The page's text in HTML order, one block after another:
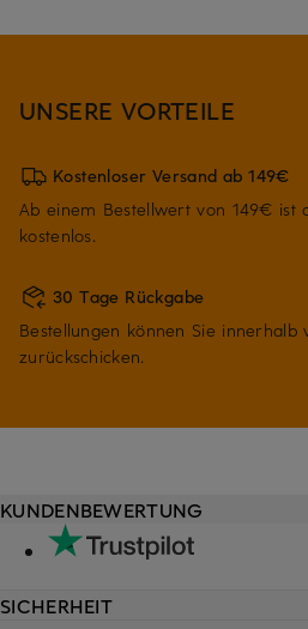
UNSERE VORTEILE
Kostenloser Versand ab 149€
Ab einem Bestellwert von 149€ ist
kostenlos.
30 Tage Rückgabe
Bestellungen können Sie innerhalb
zurückschicken.
KUNDENBEWERTUNG
SICHERHEIT